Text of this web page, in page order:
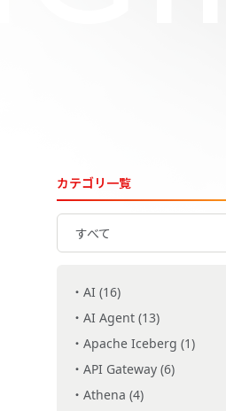
カテゴリ一覧
すべて
AI (16)
AI Agent (13)
Apache Iceberg (1)
API Gateway (6)
Athena (4)